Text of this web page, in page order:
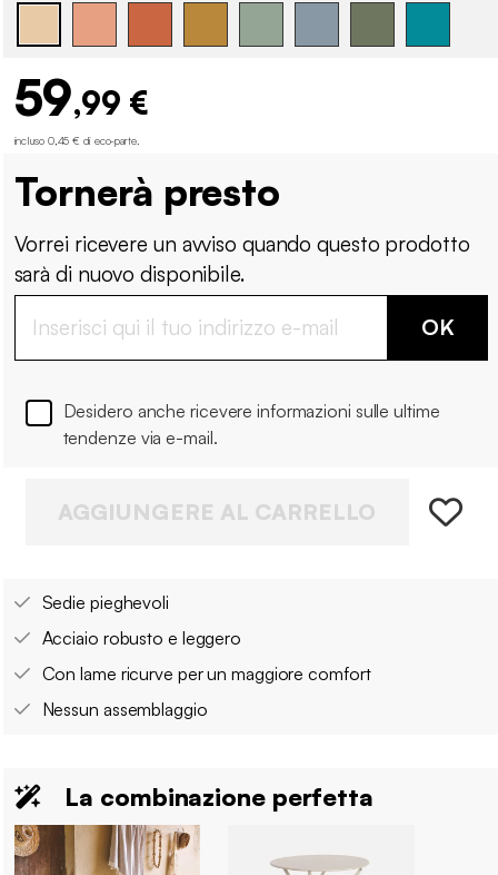
59,99 €
incluso 0,45 € di eco-parte.
Tornerà presto
Vorrei ricevere un avviso quando questo prodotto
sarà di nuovo disponibile.
OK
Desidero anche ricevere informazioni sulle ultime
tendenze via e-mail.
AGGIUNGERE AL CARRELLO
Sedie pieghevoli
Acciaio robusto e leggero
Con lame ricurve per un maggiore comfort
Nessun assemblaggio
La combinazione perfetta